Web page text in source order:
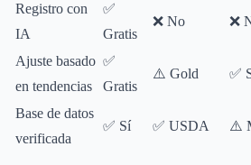
Registro con
IA
✅
Gratis
❌ No ❌
Ajuste basado
en tendencias
✅
Gratis
⚠️ Gold ✅
Base de datos
verificada
✅ Sí ✅ USDA ⚠️